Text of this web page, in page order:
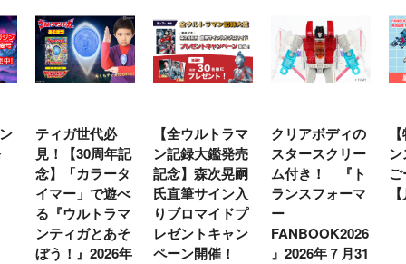
【全ウルトラマ
ン記録大鑑発売
記念】森次晃嗣
氏直筆サイン入
りブロマイドプ
レゼントキャン
ペーン開催！
クリアボディの
スタースクリー
ム付き！ 『ト
ランスフォーマ
ー
FANBOOK2026
』2026年７月31
【特別編】トラ
ンスフォーマー
ごー！ごー！
【月イチ更新】
♡